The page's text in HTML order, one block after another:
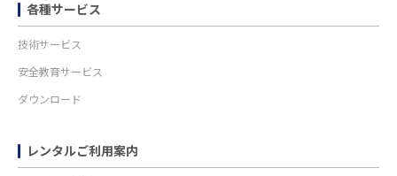
各種サービス
技術サービス
安全教育サービス
ダウンロード
レンタルご利用案内